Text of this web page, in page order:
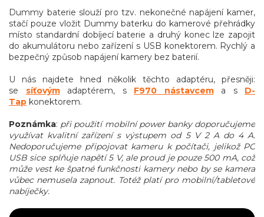
Dummy baterie slouží pro tzv. nekonečné napájení kamer,
stačí pouze vložit Dummy baterku do kamerové přehrádky
místo standardní dobíjecí baterie a druhý konec lze zapojit
do akumulátoru nebo zařízení s USB konektorem. Rychlý a
bezpečný způsob napájení kamery bez baterií.
U nás najdete hned několik těchto adaptéru, přesněji:
se síťovýmadaptérem, s F970 nástavcema s D-
Tap konektorem.
Poznámka: při použití mobilní power banky doporučujeme
využívat kvalitní zařízení s výstupem od 5 V 2 A do 4 A.
Nedoporučujeme připojovat kameru k počítači, jelikož PC
USB sice splňuje napětí 5 V, ale proud je pouze 500 mA, což
může vest ke špatné funkčnosti kamery nebo by se kamera
vůbec nemusela zapnout. Totéž platí pro mobilní/tabletové
nabíječky.